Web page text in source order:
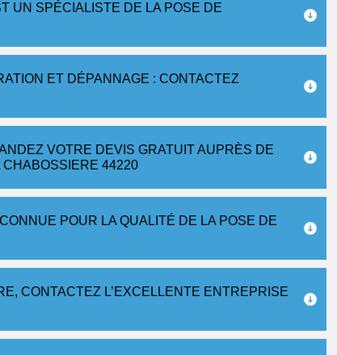
UN SPÉCIALISTE DE LA POSE DE
ET DÉPANNAGE : CONTACTEZ
VOTRE DEVIS GRATUIT AUPRÈS DE
CHABOSSIERE 44220
POUR LA QUALITÉ DE LA POSE DE
CONTACTEZ L’EXCELLENTE ENTREPRISE